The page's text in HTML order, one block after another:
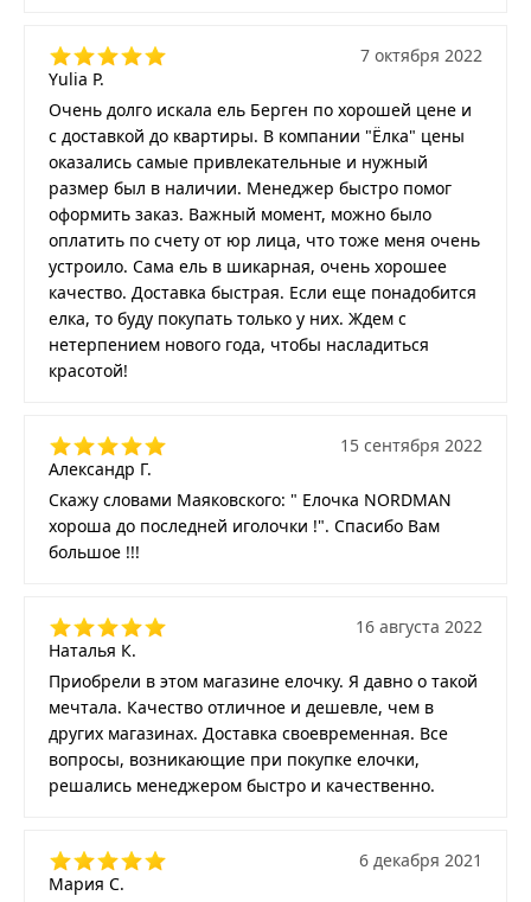
Yulia P.
7 октября 2022
Очень долго искала ель Берген по хорошей цене и
с доставкой до квартиры. В компании "Ёлка" цены
оказались самые привлекательные и нужный
размер был в наличии. Менеджер быстро помог
оформить заказ. Важный момент, можно было
оплатить по счету от юр лица, что тоже меня очень
устроило. Сама ель в шикарная, очень хорошее
качество. Доставка быстрая. Если еще понадобится
елка, то буду покупать только у них. Ждем с
нетерпением нового года, чтобы насладиться
красотой!
Александр Г.
15 сентября 2022
Скажу словами Маяковского: " Елочка NORDMAN
хороша до последней иголочки !". Спасибо Вам
большое !!!
Наталья К.
16 августа 2022
Приобрели в этом магазине елочку. Я давно о такой
мечтала. Качество отличное и дешевле, чем в
других магазинах. Доставка своевременная. Все
вопросы, возникающие при покупке елочки,
решались менеджером быстро и качественно.
Мария С.
6 декабря 2021